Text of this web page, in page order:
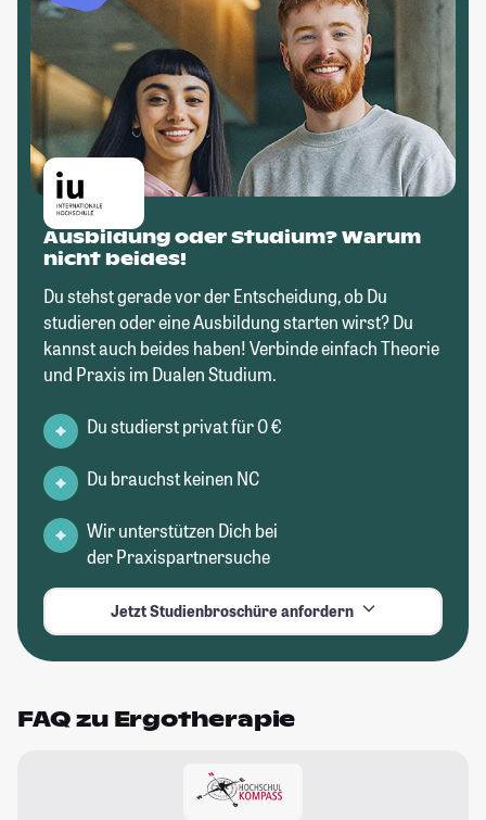
Ausbildung oder Studium? Warum
nicht beides!
Du stehst gerade vor der Entscheidung, ob Du
studieren oder eine Ausbildung starten wirst? Du
kannst auch beides haben! Verbinde einfach Theorie
und Praxis im Dualen Studium.
Du studierst privat für 0 €
Du brauchst keinen NC
Wir unterstützen Dich bei
der Praxispartnersuche
Jetzt Studienbroschüre anfordern
FAQ zu Ergotherapie